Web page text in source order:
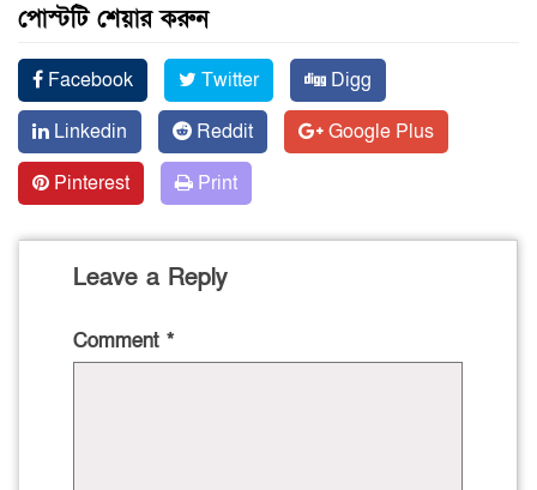
পোস্টটি শেয়ার করুন
Facebook Twitter
Digg
Linkedin
Reddit
Google Plus
Pinterest
Print
Leave a Reply
Comment *